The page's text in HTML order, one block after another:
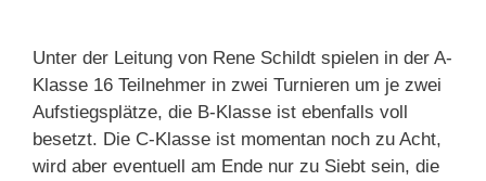
Unter der Leitung von Rene Schildt spielen in der A-
Klasse 16 Teilnehmer in zwei Turnieren um je zwei
Aufstiegsplätze, die B-Klasse ist ebenfalls voll
besetzt. Die C-Klasse ist momentan noch zu Acht,
wird aber eventuell am Ende nur zu Siebt sein, die